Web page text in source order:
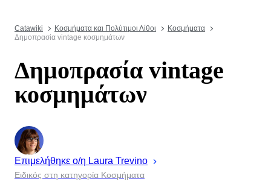
Catawiki Κοσμήματα και Πολύτιμοι Λίθοι
Κοσμήματα
Δημοπρασία vintage κοσμημάτων
Δημοπρασία vintage
κοσμημάτων
Επιμελήθηκε ο/η Laura Trevino
Ειδικός στη κατηγορία Κοσμήματα